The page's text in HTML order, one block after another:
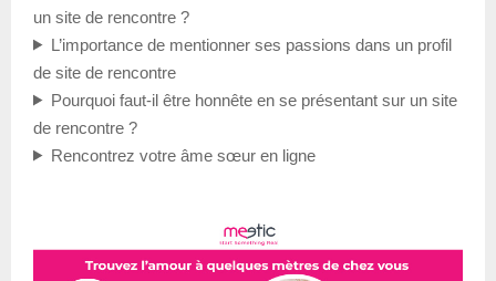
un site de rencontre ?
L’importance de mentionner ses passions dans un profil
de site de rencontre
Pourquoi faut-il être honnête en se présentant sur un site
de rencontre ?
Rencontrez votre âme sœur en ligne